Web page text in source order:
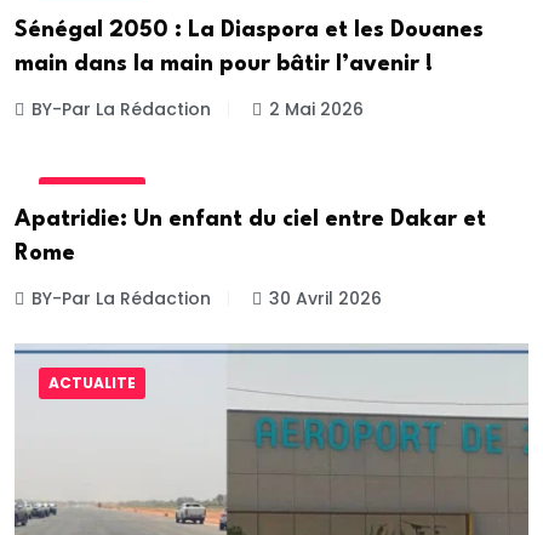
Sénégal 2050 : La Diaspora et les Douanes
main dans la main pour bâtir l’avenir !
BY-Par La Rédaction 2 Mai 2026
Apatridie: Un enfant du ciel entre Dakar et
Rome
BY-Par La Rédaction 30 Avril 2026
ACTUALITE